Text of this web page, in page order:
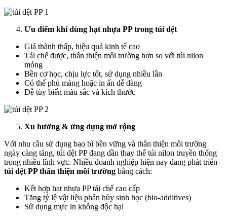
Ưu điểm khi dùng hạt nhựa PP trong túi dệt
Giá thành thấp, hiệu quả kinh tế cao
Tái chế được, thân thiện môi trường hơn so với túi nilon
mỏng
Bền cơ học, chịu lực tốt, sử dụng nhiều lần
Có thể phủ màng hoặc in ấn dễ dàng
Dễ tùy biến màu sắc và kích thước
Xu hướng & ứng dụng mở rộng
Với nhu cầu sử dụng bao bì bền vững và thân thiện môi trường
ngày càng tăng, túi dệt PP đang dần thay thế túi nilon truyền thống
trong nhiều lĩnh vực. Nhiều doanh nghiệp hiện nay đang phát triển
túi dệt PP thân thiện môi trường bằng cách:
Kết hợp hạt nhựa PP tái chế cao cấp
Tăng tỷ lệ vật liệu phân hủy sinh học (bio-additives)
Sử dụng mực in không độc hại